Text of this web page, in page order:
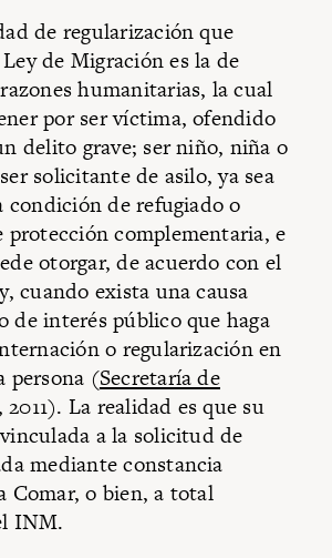
de regularización que
de Migración es la de
humanitarias, la cual
por ser víctima, ofendido
delito grave; ser niño, niña o
solicitante de asilo, ya sea
condición de refugiado o
protección complementaria, e
otorgar, de acuerdo con el
cuando exista una causa
de interés público que haga
o regularización en
persona (Secretaría de
, 2011). La realidad es que su
a la solicitud de
mediante constancia
Comar, o bien, a total
INM.